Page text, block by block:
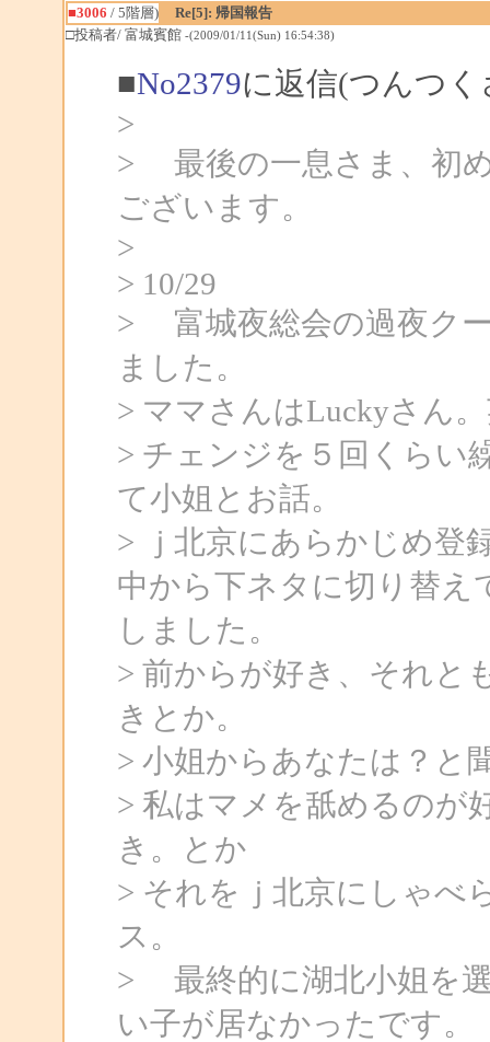
■3006 / 5階層)
Re[5]: 帰国報告
□投稿者/ 富城賓館 -(2009/01/11(Sun) 16:54:38)
■No2379に返信(つんつ
>
> 最後の一息さま、初
ございます。
>
> 10/29
> 富城夜総会の過夜ク
ました。
> ママさんはLuckyさん
> チェンジを５回くらい
て小姐とお話。
> ｊ北京にあらかじめ登
中から下ネタに切り替え
しました。
> 前からが好き、それと
きとか。
> 小姐からあなたは？と
> 私はマメを舐めるのが
き。とか
> それをｊ北京にしゃべ
ス。
> 最終的に湖北小姐を
い子が居なかったです。